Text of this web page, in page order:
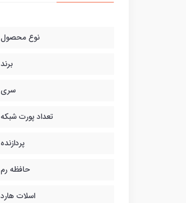
نوع محصول
برند
سری
تعداد پورت شبکه
پردازنده
حافظه رم
اسلات هارد